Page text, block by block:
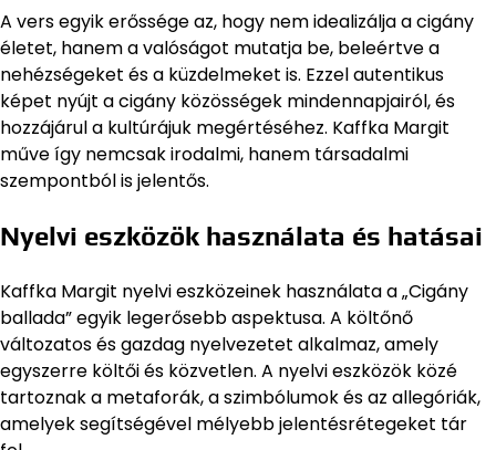
A vers egyik erőssége az, hogy nem idealizálja a cigány
életet, hanem a valóságot mutatja be, beleértve a
nehézségeket és a küzdelmeket is. Ezzel autentikus
képet nyújt a cigány közösségek mindennapjairól, és
hozzájárul a kultúrájuk megértéséhez. Kaffka Margit
műve így nemcsak irodalmi, hanem társadalmi
szempontból is jelentős.
Nyelvi eszközök használata és hatásai
Kaffka Margit nyelvi eszközeinek használata a „Cigány
ballada” egyik legerősebb aspektusa. A költőnő
változatos és gazdag nyelvezetet alkalmaz, amely
egyszerre költői és közvetlen. A nyelvi eszközök közé
tartoznak a metaforák, a szimbólumok és az allegóriák,
amelyek segítségével mélyebb jelentésrétegeket tár